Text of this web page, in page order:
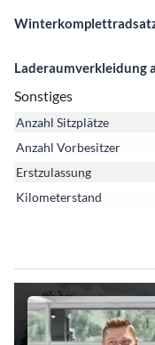
Laderaumverkleidung
Sonstiges
Anzahl Sitzplätze
Anzahl Vorbesitzer
Erstzulassung
Kilometerstand